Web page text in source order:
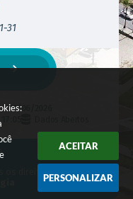
e
ACEITAR
PERSONALIZAR
31
- 19/06/2026
direitos reservados -